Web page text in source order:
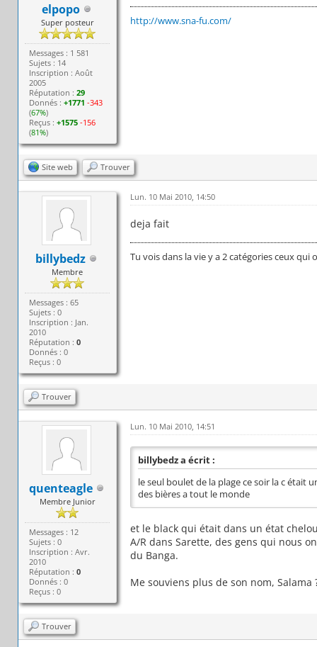
elpopo
Super posteur
Messages : 1 581
Sujets : 14
Inscription : Août
2005
Réputation :29
Donnés :+1771 -343
(67%)
Reçus :+1575 -156
(81%)
http://www.sna-fu.com/
Site web Trouver
billybedz
Membre
Messages : 65
Sujets : 0
Inscription : Jan.
2010
Réputation :0
Donnés : 0
Reçus : 0
Lun. 10 Mai 2010, 14:50
deja fait
Tu vois dans la vie y a 2 catégories ceux
Trouver
quenteagle
Membre Junior
Messages : 12
Sujets : 0
Inscription : Avr.
2010
Réputation :0
Donnés : 0
Reçus : 0
Lun. 10 Mai 2010, 14:51
billybedz a écrit :
le seul boulet de la plage ce soir la c était
des bières a tout le monde
et le black qui était dans un état
A/R dans Sarette, des gens qui nous
du Banga.
Me souviens plus de son nom,
Trouver